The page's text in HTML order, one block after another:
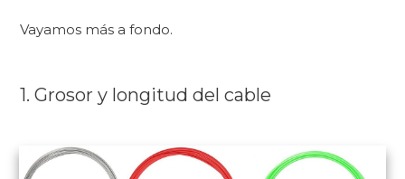
Vayamos más a fondo.
1. Grosor y longitud del cable